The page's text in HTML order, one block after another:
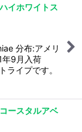
イホワイトス
分布:アメリ
年9月入荷
ライプです。
ースタルアベ